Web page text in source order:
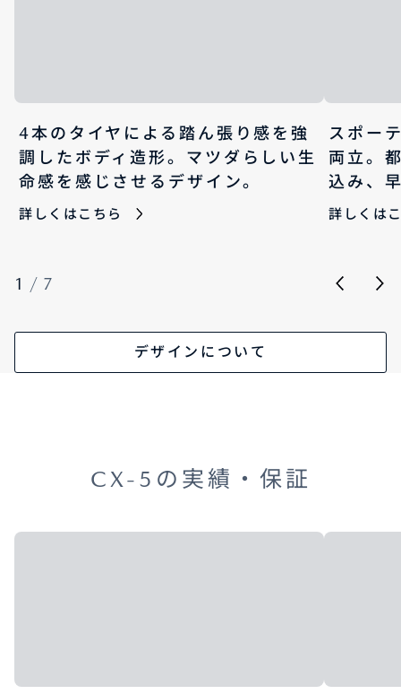
4本のタイヤによる踏ん張り感を強
調したボディ造形。マツダらしい生
命感を感じさせるデザイン。
詳しくはこちら
スポー
両立。
込み、
詳しくは
1 / 7
デザインについて
CX-5の実績・保証